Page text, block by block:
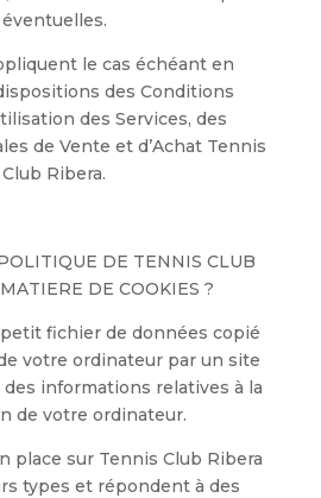
éventuelles.
le cas échéant en
des Conditions
des Services, des
de Vente et d’Achat Tennis
Club Ribera.
DE TENNIS CLUB
DE COOKIES ?
fichier de données copié
votre ordinateur par un site
informations relatives à la
de votre ordinateur.
place sur Tennis Club Ribera
types et répondent à des